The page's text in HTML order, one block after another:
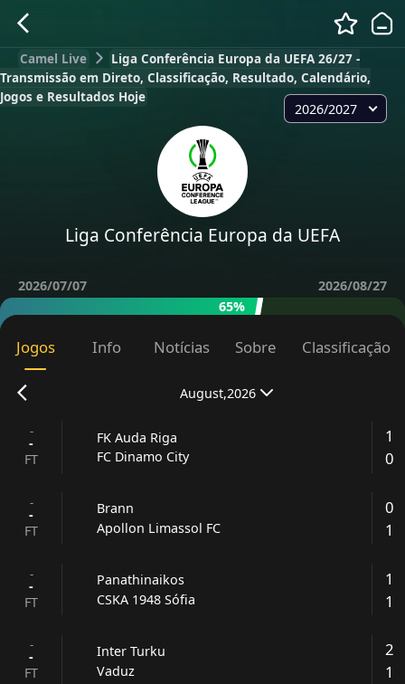
Camel Live
Liga Conferência Europa da UEFA 26/27 -
Transmissão em Direto, Classificação, Resultado, Calendário,
Jogos e Resultados Hoje
2026/2027
Liga Conferência Europa da UEFA
2026/07/07
2026/08/27
65%
Jogos Info Notícias Sobre Classificação
August,2026
-
-
FT
FK Auda Riga
FC Dinamo City
1
0
-
-
FT
Brann
Apollon Limassol FC
0
1
-
-
FT
Panathinaikos
CSKA 1948 Sófia
1
1
-
-
FT
Inter Turku
Vaduz
2
1